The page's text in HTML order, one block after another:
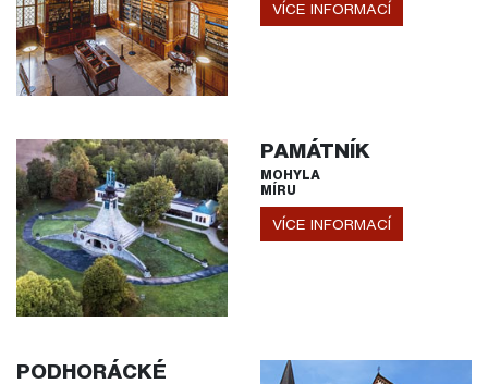
VÍCE INFORMACÍ
PAMÁTNÍK
MOHYLA
MÍRU
VÍCE INFORMACÍ
PODHORÁCKÉ